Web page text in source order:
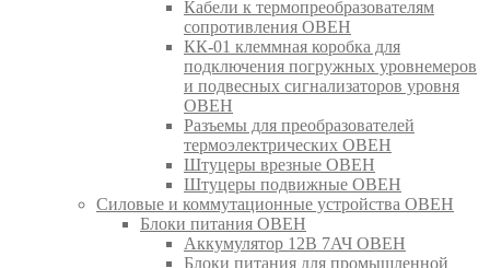
Кабели к термопреобразователям
сопротивления ОВЕН
КК-01 клеммная коробка для
подключения погружных уровнемеров
и подвесных сигнализаторов уровня
ОВЕН
Разъемы для преобразователей
термоэлектрических ОВЕН
Штуцеры врезные ОВЕН
Штуцеры подвижные ОВЕН
Силовые и коммутационные устройства ОВЕН
Блоки питания ОВЕН
Аккумулятор 12В 7АЧ ОВЕН
Блоки питания для промышленной